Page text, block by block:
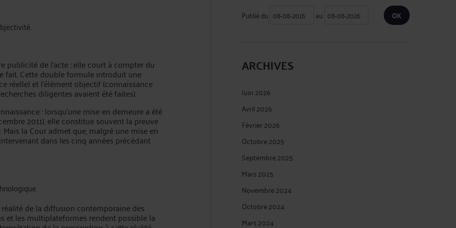
de l’acte ; elle court à compter du
fait. Cette double formule introduit une
réelle) et l’élément objectif (connaissance
diligentes avaient été faites).
: lorsqu’une mise en demeure a été
2011), elle constitue souvent la preuve
la Cour admet que, malgré une mise en
dans les cinq années précédant
de la diffusion contemporaine des
et les multiplateformes rendent possible la
Publié du au
ARCHIVES
Juin 2026
Avril 2026
Février 2026
Octobre 2025
Septembre 2025
Mars 2025
Novembre 2024
Octobre 2024
Mars 2024